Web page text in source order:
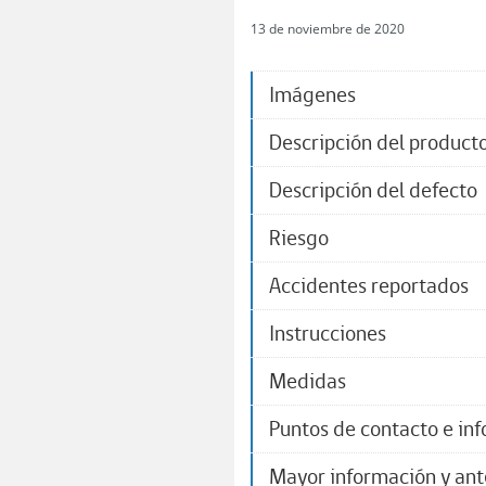
13 de noviembre de 2020
Imágenes
Descripción del
Descripción del defecto
Riesgo
Accidentes reportados
Instrucciones
Medidas
Puntos de contacto e
Mayor información y